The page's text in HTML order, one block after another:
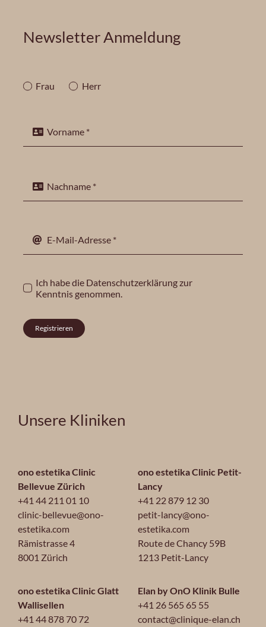
Newsletter Anmeldung
Frau Herr
Ich habe die Datenschutzerklärungzur
Kenntnis genommen.
Registrieren
Unsere Kliniken
ono estetika Clinic
Bellevue Zürich
+41 44 211 01 10
clinic-bellevue@ono-
estetika.com
Rämistrasse 4
8001 Zürich
ono estetika Clinic Glatt
Wallisellen
+41 44 878 70 72
ono estetika Clinic Petit-
Lancy
+41 22 879 12 30
petit-lancy@ono-
estetika.com
Route de Chancy 59B
1213 Petit-Lancy
Elan by OnO Klinik Bulle
+41 26 565 65 55
contact@clinique-elan.ch